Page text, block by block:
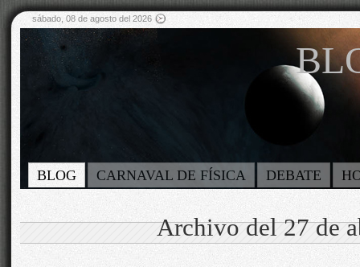
sábado, 08 de agosto del 2026
BLOG CARNAVAL DE FÍSICA DEBATE
Archivo del 27 de